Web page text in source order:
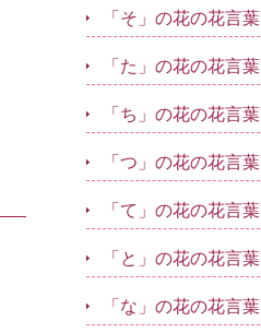
「そ」の花の花言葉
「た」の花の花言葉
「ち」の花の花言葉
「つ」の花の花言葉
「て」の花の花言葉
「と」の花の花言葉
「な」の花の花言葉